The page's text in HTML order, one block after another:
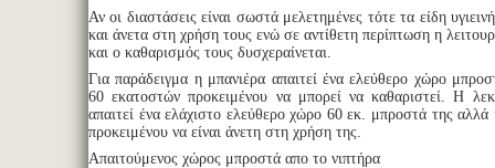
Αν οι διαστάσεις είναι σωστά μελετημένες τότε τα είδη
και άνετα στη χρήση τους ενώ σε αντίθετη περίπτωση η
και ο καθαρισμός τους δυσχεραίνεται.
Για παράδειγμα η μπανιέρα απαιτεί ένα ελεύθερο χώρο
60 εκατοστών προκειμένου να μπορεί να καθαριστεί. Η
απαιτεί ένα ελάχιστο ελεύθερο χώρο 60 εκ. μπροστά της
προκειμένου να είναι άνετη στη χρήση της.
Απαιτούμενος χώρος μπροστά απο το νιπτήρα